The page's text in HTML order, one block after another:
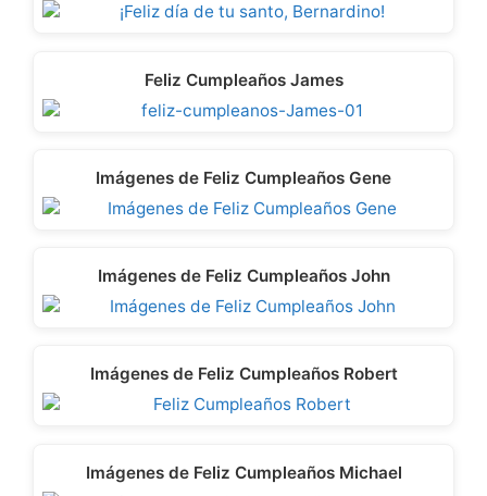
Feliz Cumpleaños James
Imágenes de Feliz Cumpleaños Gene
Imágenes de Feliz Cumpleaños John
Imágenes de Feliz Cumpleaños Robert
Imágenes de Feliz Cumpleaños Michael